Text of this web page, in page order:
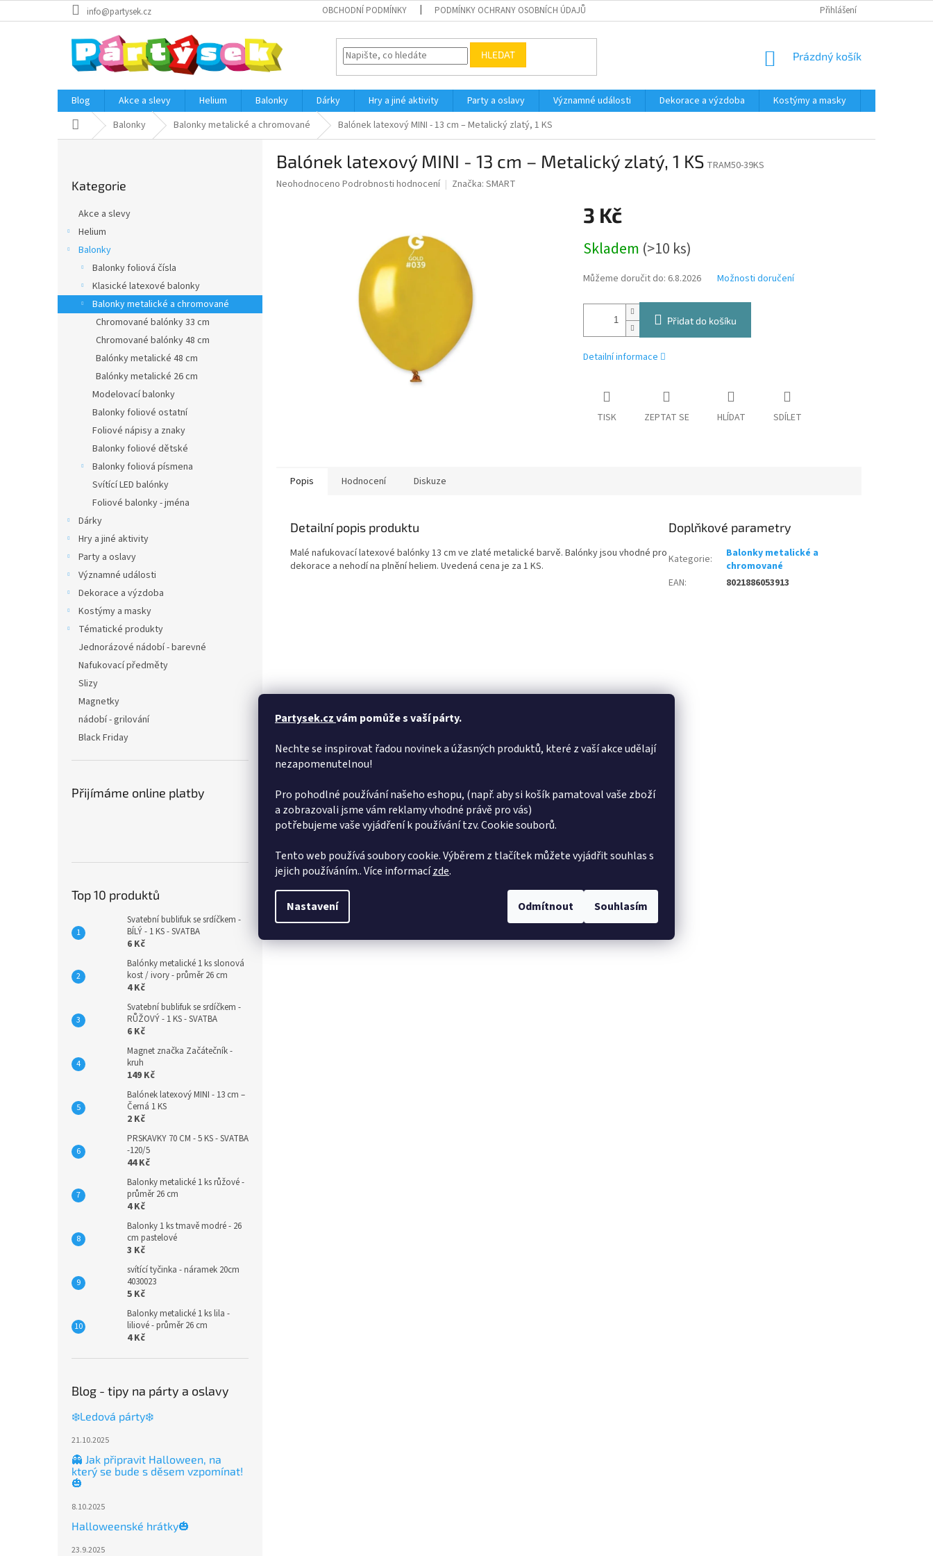
Partysek.czvám pomůže s vaší párty.
Nechte se inspirovat řadou novinek a úžasných produktů, které z vaší akce udělají
nezapomenutelnou!
Pro pohodlné používání našeho eshopu, (např. aby si košík pamatoval vaše zboží
a zobrazovali jsme vám reklamy vhodné právě pro vás)
potřebujeme vaše vyjádření k používání tzv. Cookie souborů.
Tento web používá soubory cookie. Výběrem z tlačítek můžete vyjádřit souhlas s
jejich používáním.. Více informacízde.
Nastavení Odmítnout Souhlasím
na
info@partysek.cz OBCHODNÍ PODMÍNKY PODMÍNKY OCHRANY OSOBNÍCH ÚDAJŮ Přihlášení
HLEDAT
NÁKUPNÍ
Prázdný košík
Blog Akce a slevy Helium Balonky Dárky Hry a jiné aktivity Party a oslavy Významné události Dekorace a výzdoba Kostýmy a masky
Domů Balonky Balonky metalické a chromované Balónek latexový MINI - 13 cm – Metalický zlatý, 1 KS
a
n
kategorie
Kategorie
Akce a slevy
Helium
Balonky
Balonky foliová čísla
Klasické latexové balonky
Balonky metalické a chromované
Chromované balónky 33 cm
Chromované balónky 48 cm
Balónky metalické 48 cm
Balónky metalické 26 cm
Modelovací balonky
Balonky foliové ostatní
Foliové nápisy a znaky
Balonky foliové dětské
Balonky foliová písmena
Svítící LED balónky
Foliové balonky - jména
Dárky
Hry a jiné aktivity
Party a oslavy
Významné události
Dekorace a výzdoba
Kostýmy a masky
Tématické produkty
Jednorázové nádobí - barevné
Nafukovací předměty
Slizy
Magnetky
nádobí - grilování
Black Friday
Přijímáme online platby
Top 10 produktů
Svatební bublifuk se srdíčkem -
BÍLÝ - 1 KS - SVATBA
6 Kč
Balónky metalické 1 ks slonová
kost / ivory - průměr 26 cm
4 Kč
Svatební bublifuk se srdíčkem -
RŮŽOVÝ - 1 KS - SVATBA
6 Kč
Magnet značka Začátečník -
kruh
149 Kč
Balónek latexový MINI - 13 cm –
Černá 1 KS
2 Kč
PRSKAVKY 70 CM - 5 KS - SVATBA
-120/5
44 Kč
Balonky metalické 1 ks růžové -
průměr 26 cm
4 Kč
Balonky 1 ks tmavě modré - 26
cm pastelové
3 Kč
svítící tyčinka - náramek 20cm
4030023
5 Kč
Balonky metalické 1 ks lila -
liliové - průměr 26 cm
4 Kč
Blog - tipy na párty a oslavy
❄️Ledová párty❄️
21.10.2025
👻 Jak připravit Halloween, na
který se bude s děsem vzpomínat!
🎃
8.10.2025
Halloweenské hrátky🎃
23.9.2025
Balónek latexový MINI - 13 cm – Metalický zlatý, 1 KS TRAM50-39KS
Průměrné
Neohodnoceno Podrobnosti hodnocení Značka: SMART
3 Kč
cena:
Skladem (>10 ks)
Můžeme doručit do: 6.8.2026 Možnosti doručení
Přidat do košíku
Detailní informace
TISK ZEPTAT SE HLÍDAT SDÍLET
Popis Hodnocení Diskuze
Detailní popis produktu
Malé nafukovací latexové balónky 13 cm ve zlaté metalické barvě. Balónky jsou vhodné pro
dekorace a nehodí na plnění heliem. Uvedená cena je za 1 KS.
Doplňkové parametry
Kategorie:
Balonky metalické a
chromované
EAN: 8021886053913